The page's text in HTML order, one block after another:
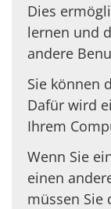
Dies
lernen und
andere
Sie können
Dafür wird
Ihrem
Wenn Sie
einen
müssen Sie